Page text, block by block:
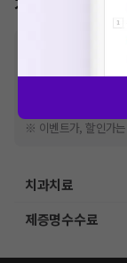
비급여 항목의 경
한 가격은 해당 의료
※급여 항목의 경우,
격입니다. (진료와 연
산정될 수 있는 점 참
※ 이벤트가, 할인가
치과치료
제증명수수료